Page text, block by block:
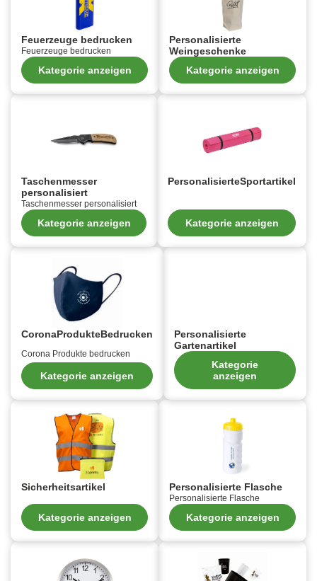
Feuerzeuge bedrucken
Feuerzeuge bedrucken
Kategorie anzeigen
Personalisierte
Weingeschenke
Kategorie anzeigen
Taschenmesser
personalisiert
Taschenmesser personalisiert
Kategorie anzeigen
PersonalisierteSportartikel
Kategorie anzeigen
CoronaProdukteBedrucken
Corona Produkte bedrucken
Kategorie anzeigen
Personalisierte
Gartenartikel
Kategorie
anzeigen
Sicherheitsartikel
Kategorie anzeigen
Personalisierte Flasche
Personalisierte Flasche
Kategorie anzeigen